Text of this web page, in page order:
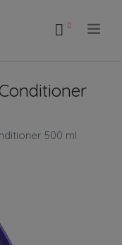
500 ml